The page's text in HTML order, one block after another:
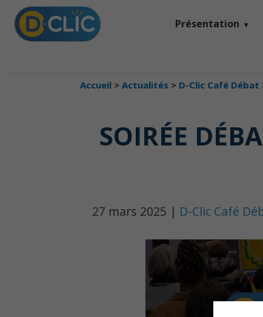
Présentation
Accueil > Actualités > D-Clic Café Débat
SOIRÉE
27 mars 2025 | D-Clic Café